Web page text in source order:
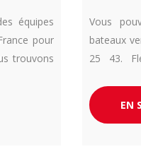
équipes
pour
trouvons
Vous
bateaux
25 43.
EN